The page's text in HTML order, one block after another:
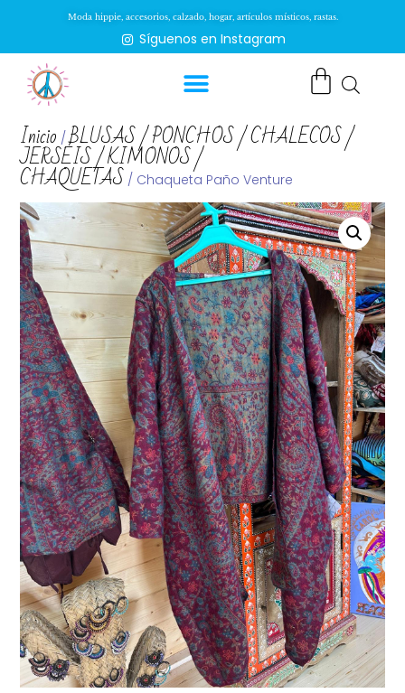
Moda hippie, accesorios, calzado, hogar, artículos místicos, rastas.
Síguenos en Instagram
Inicio /BLUSAS / PONCHOS / CHALECOS /
JERSÉIS / KIMONOS /
CHAQUETAS / Chaqueta Paño Venture